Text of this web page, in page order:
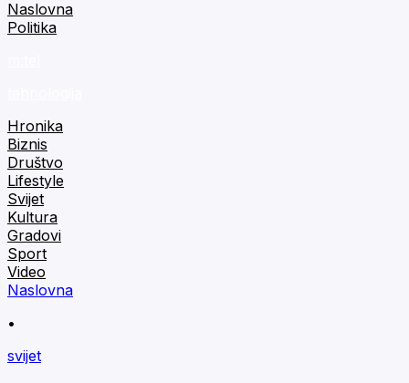
Naslovna
Politika
Hronika
Biznis
Društvo
Lifestyle
Svijet
Kultura
Gradovi
Sport
Video
Naslovna
•
svijet